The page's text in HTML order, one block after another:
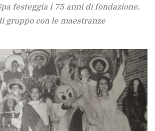
festeggia i 75 anni di fondazione.
gruppo con le maestranze